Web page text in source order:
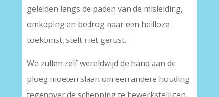
geleiden langs de paden van de misleiding,
omkoping en bedrog naar een heilloze
toekomst, stelt niet gerust.
We zullen zelf wereldwijd de hand aan de
ploeg moeten slaan om een andere houding
tegenover de schepping te bewerkstelligen.